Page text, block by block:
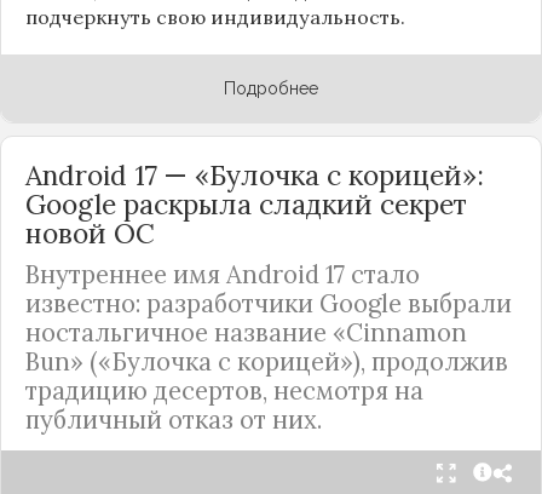
подчеркнуть свою индивидуальность.
Подробнее
Android 17 — «Булочка с корицей»:
Google раскрыла сладкий секрет
новой ОС
Внутреннее имя Android 17 стало
известно: разработчики Google выбрали
ностальгичное название «Cinnamon
Bun» («Булочка с корицей»), продолжив
традицию десертов, несмотря на
публичный отказ от них.